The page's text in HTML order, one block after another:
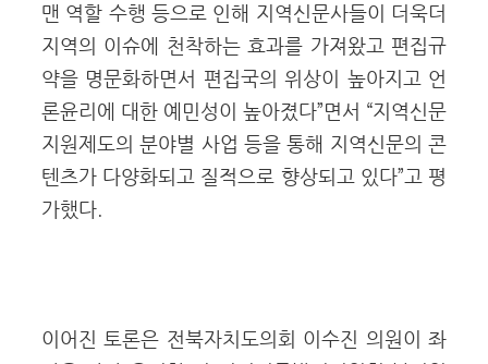
맨 역할 수행 등으로 인해 지역신문사들이 더욱더
지역의 이슈에 천착하는 효과를 가져왔고 편집규
약을 명문화하면서 편집국의 위상이 높아지고 언
론윤리에 대한 예민성이 높아졌다”면서 “지역신문
지원제도의 분야별 사업 등을 통해 지역신문의 콘
텐츠가 다양화되고 질적으로 향상되고 있다”고 평
가했다.
이어진 토론은 전북자치도의회 이수진 의원이 좌